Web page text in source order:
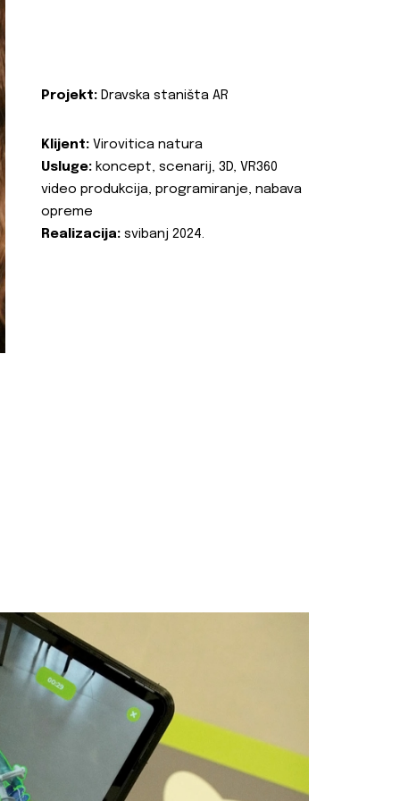
Projekt: Dravska staništa AR
Klijent: Virovitica natura
Usluge: koncept, scenarij, 3D, VR360
video produkcija, programiranje, nabava
opreme
Realizacija: svibanj 2024.